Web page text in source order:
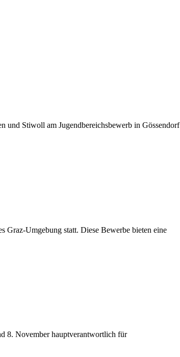
und Stiwoll am Jugendbereichsbewerb in Gössendorf
Graz-Umgebung statt. Diese Bewerbe bieten eine
8. November hauptverantwortlich für